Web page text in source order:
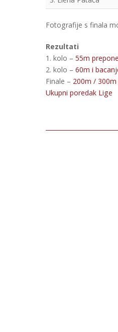
Fotografije s finala
Rezultati
1. kolo – 55m
2. kolo – 60m i
Finale – 200m /
Ukupni poredak Lige